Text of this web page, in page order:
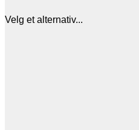
Velg et alternativ...